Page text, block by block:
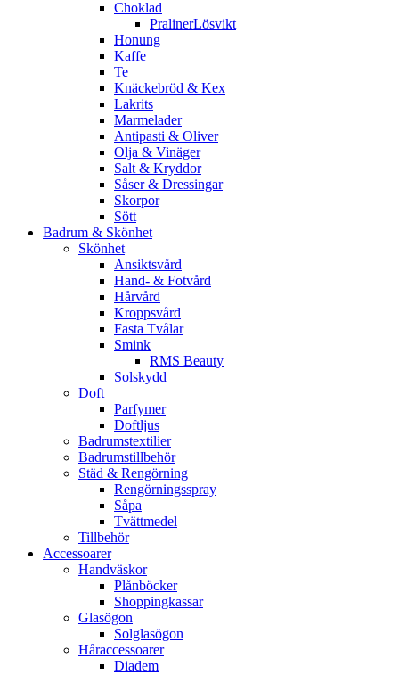
Choklad
PralinerLösvikt
Honung
Kaffe
Te
Knäckebröd & Kex
Lakrits
Marmelader
Antipasti & Oliver
Olja & Vinäger
Salt & Kryddor
Såser & Dressingar
Skorpor
Sött
Badrum & Skönhet
Skönhet
Ansiktsvård
Hand- & Fotvård
Hårvård
Kroppsvård
Fasta Tvålar
Smink
RMS Beauty
Solskydd
Doft
Parfymer
Doftljus
Badrumstextilier
Badrumstillbehör
Städ & Rengörning
Rengörningsspray
Såpa
Tvättmedel
Tillbehör
Accessoarer
Handväskor
Plånböcker
Shoppingkassar
Glasögon
Solglasögon
Håraccessoarer
Diadem